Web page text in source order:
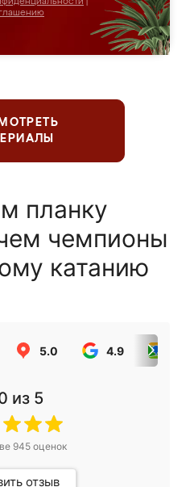
планку
чемпионы
катанию
5.0 4.9
из 5
945оценок
отзыв